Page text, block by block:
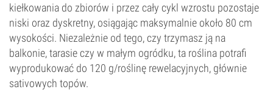
kiełkowania do zbiorów i przez cały cykl wzrostu pozostaje
niski oraz dyskretny, osiągając maksymalnie około 80 cm
wysokości. Niezależnie od tego, czy trzymasz ją na
balkonie, tarasie czy w małym ogródku, ta roślina potrafi
wyprodukować do 120 g/roślinę rewelacyjnych, głównie
sativowych topów.